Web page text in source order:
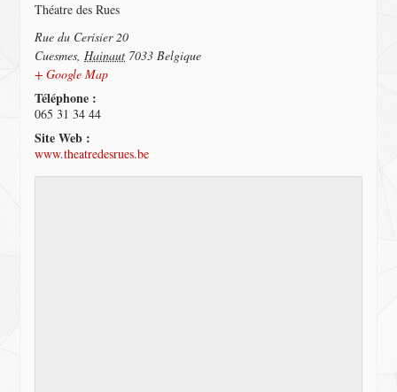
Théatre des Rues
Rue du Cerisier 20
Cuesmes, Hainaut 7033 Belgique
+ Google Map
Téléphone :
065 31 34 44
Site Web :
www.theatredesrues.be